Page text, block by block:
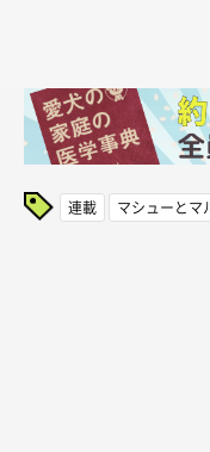
連載 マシューとマ